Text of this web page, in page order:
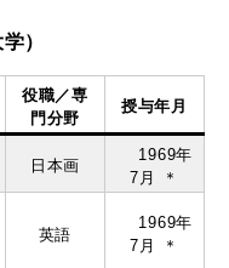
）
役職／専
門分野
授与年月
⽇本画
1969年
7月 ＊
英語
1969年
7月 ＊